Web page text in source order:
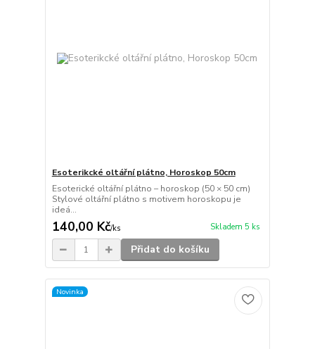
Esoterikcké oltářní plátno, Horoskop 50cm
Esoterické oltářní plátno – horoskop (50 × 50 cm)
Stylové oltářní plátno s motivem horoskopu je
ideá...
140,00 Kč/ks Skladem 5 ks
Přidat do košíku
Novinka